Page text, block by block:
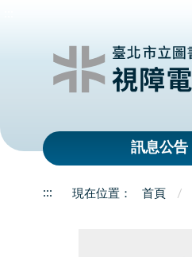
訊息公告
::: 首頁